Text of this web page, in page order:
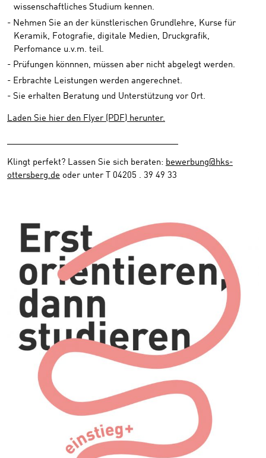
wissenschaftliches Studium kennen.
Nehmen Sie an der künstlerischen Grundlehre, Kurse für
Keramik, Fotografie, digitale Medien, Druckgrafik,
Perfomance u.v.m. teil.
Prüfungen könnnen, müssen aber nicht abgelegt werden.
Erbrachte Leistungen werden angerechnet.
Sie erhalten Beratung und Unterstützung vor Ort.
Laden Sie hier den Flyer (PDF) herunter.
Klingt perfekt? Lassen Sie sich beraten: bewerbung@hks-
ottersberg.de oder unter T 04205 . 39 49 33